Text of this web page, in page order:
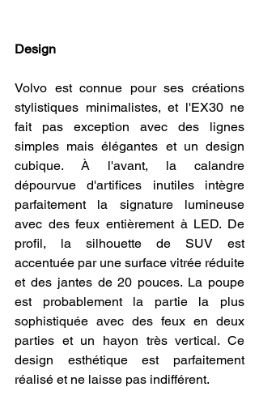
Design
Volvo est connue pour ses créations
stylistiques minimalistes, et l'EX30 ne
fait pas exception avec des lignes
simples mais élégantes et un design
cubique. À l'avant, la calandre
dépourvue d'artifices inutiles intègre
parfaitement la signature lumineuse
avec des feux entièrement à LED. De
profil, la silhouette de SUV est
accentuée par une surface vitrée réduite
et des jantes de 20 pouces. La poupe
est probablement la partie la plus
sophistiquée avec des feux en deux
parties et un hayon très vertical. Ce
design esthétique est parfaitement
réalisé et ne laisse pas indifférent.